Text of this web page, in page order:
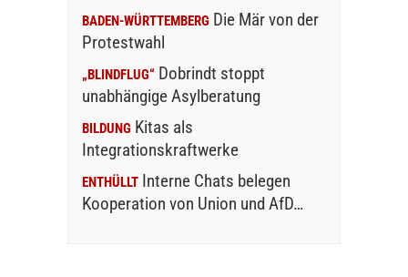
BADEN-WÜRTTEMBERG Die Mär von der
Protestwahl
„BLINDFLUG“ Dobrindt stoppt
unabhängige Asylberatung
BILDUNG Kitas als
Integrationskraftwerke
ENTHÜLLT Interne Chats belegen
Kooperation von Union und AfD…